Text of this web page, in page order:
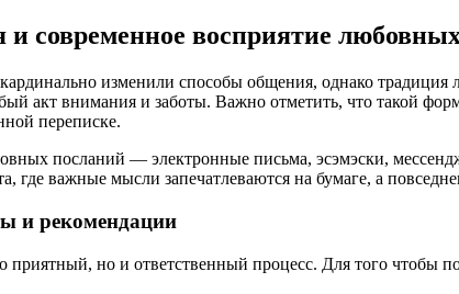
и современное восприятие
изменили способы общения, однако
акт внимания и заботы. Важно отметить, что такой
переписке.
посланий — электронные письма, эсэмэски,
где важные мысли запечатлеваются на бумаге, а
и рекомендации
но и ответственный процесс. Для того чтобы